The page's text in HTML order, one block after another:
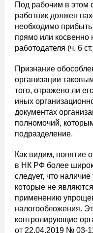
Под рабочим в этом
работник должен
необходимо прибыть
прямо или косвенно
работодателя (ч. 6
Признание
организации
того, отражено ли
иных
документах
полномочий,
подразделение.
Как видим, понятие
в НК РФ более
следует, что
которые не
применению
налогообложения.
контролирующие
от 22.04.2019 № 03-